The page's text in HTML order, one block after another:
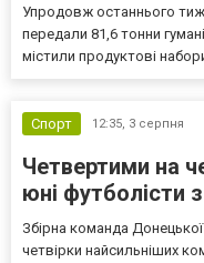
Упродовж останнього
передали 81,6 тонни
містили продуктові
Спорт 12:35, 3 серпня
Четвертими на
юні футболісти
Збірна команда
четвірки найсильніших